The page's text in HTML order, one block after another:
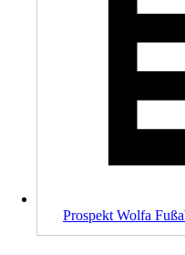
Prospekt Wolfa